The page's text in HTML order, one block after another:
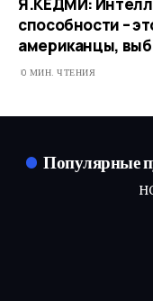
способности –
американцы,
0 МИН. ЧТЕНИЯ
Популярные